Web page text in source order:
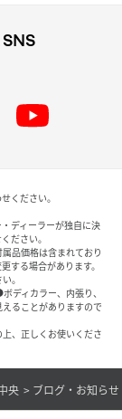
ください。
ディーラーが独自に決
ださい。
品価格は含まれており
する場合があります。
。
ディカラー、内張り、
ることがありますので
、正しくお使いくださ
央 ブログ・お知らせ